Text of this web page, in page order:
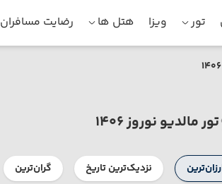
تور ویزا هتل ها رضایت مسافران
تور مالدیو نوروز 1406
نزدیک‌ترین تاریخ گران‌ترین